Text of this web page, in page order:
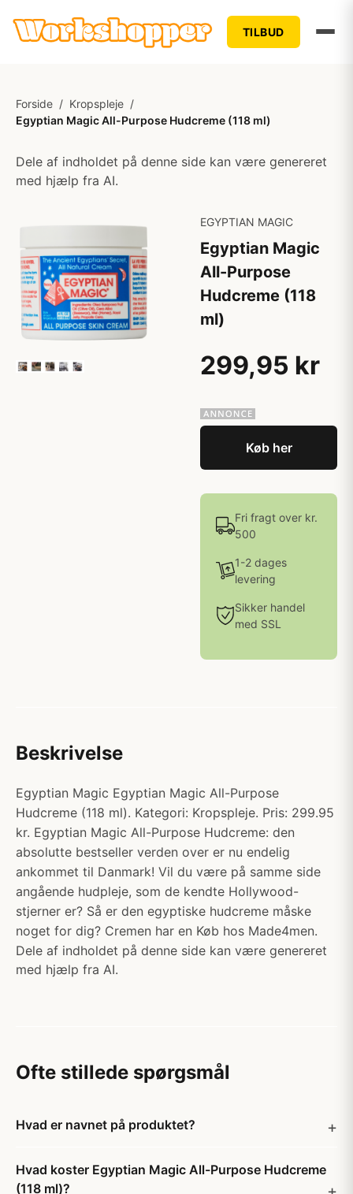
TILBUD
Forside / Kropspleje /
Egyptian Magic All-Purpose Hudcreme (118 ml)
Dele af indholdet på denne side kan være genereret
med hjælp fra AI.
EGYPTIAN MAGIC
Egyptian Magic
All-Purpose
Hudcreme (118
ml)
299,95 kr
Køb her
Fri fragt over kr.
500
1-2 dages
levering
Sikker handel
med SSL
Beskrivelse
Egyptian Magic Egyptian Magic All-Purpose
Hudcreme (118 ml). Kategori: Kropspleje. Pris: 299.95
kr. Egyptian Magic All-Purpose Hudcreme: den
absolutte bestseller verden over er nu endelig
ankommet til Danmark! Vil du være på samme side
angående hudpleje, som de kendte Hollywood-
stjerner er? Så er den egyptiske hudcreme måske
noget for dig? Cremen har en Køb hos Made4men.
Dele af indholdet på denne side kan være genereret
med hjælp fra AI.
Ofte stillede spørgsmål
Hvad er navnet på produktet?
Hvad koster Egyptian Magic All-Purpose Hudcreme
(118 ml)?